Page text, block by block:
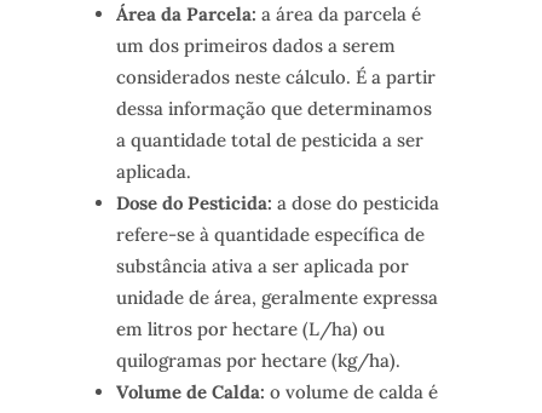
Área da Parcela: a área da parcela é
um dos primeiros dados a serem
considerados neste cálculo. É a partir
dessa informação que determinamos
a quantidade total de pesticida a ser
aplicada.
Dose do Pesticida: a dose do pesticida
refere-se à quantidade específica de
substância ativa a ser aplicada por
unidade de área, geralmente expressa
em litros por hectare (L/ha) ou
quilogramas por hectare (kg/ha).
Volume de Calda: o volume de calda é